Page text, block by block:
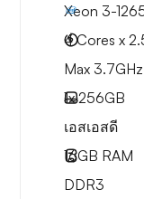
Xeon 3-
4 Cores x
Max 3.7GHz
1x256GB
เอสเอสดี
16GB RAM
DDR3